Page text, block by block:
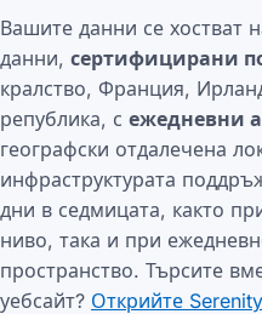
Вашите данни се хостват
данни, сертифицирани
кралство, Франция,
република, с ежедневни
географски отдалечена
инфраструктурата
дни в седмицата, както
ниво, така и при
пространство. Търсите
уебсайт? Открийте